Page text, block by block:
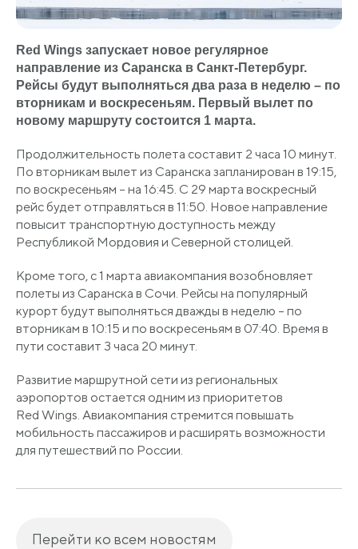
Red Wings запускает новое регулярное
направление из Саранска в Санкт-Петербург.
Рейсы будут выполняться два раза в неделю – по
вторникам и воскресеньям. Первый вылет по
новому маршруту состоится 1 марта.
Продолжительность полета составит 2 часа 10 минут.
По вторникам вылет из Саранска запланирован в 19:15,
по воскресеньям – на 16:45. С 29 марта воскресный
рейс будет отправляться в 11:50. Новое направление
повысит транспортную доступность между
Республикой Мордовия и Северной столицей.
Кроме того, с 1 марта авиакомпания возобновляет
полеты из Саранска в Сочи. Рейсы на популярный
курорт будут выполняться дважды в неделю – по
вторникам в 10:15 и по воскресеньям в 07:40. Время в
пути составит 3 часа 20 минут.
Развитие маршрутной сети из региональных
аэропортов остается одним из приоритетов
Red Wings. Авиакомпания стремится повышать
мобильность пассажиров и расширять возможности
для путешествий по России.
Перейти ко всем новостям